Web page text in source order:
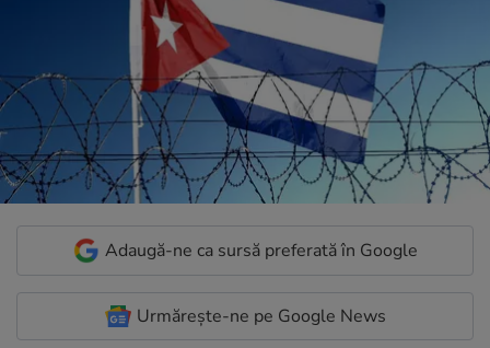
Adaugă-ne ca sursă preferată în Google
Urmărește-ne pe Google News